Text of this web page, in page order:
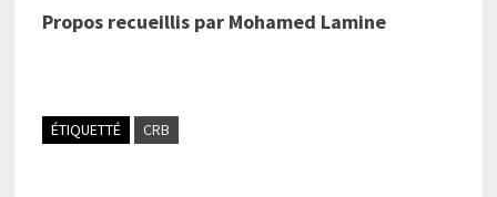
Propos recueillis par Mohamed Lamine
ÉTIQUETTÉ CRB